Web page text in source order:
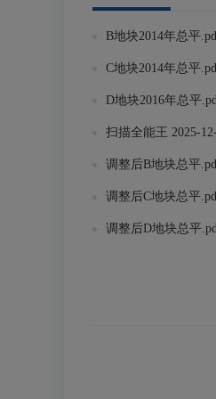
B地块2014年总平
C地块2014年总平
D地块2016年总平
扫描全能王 2025-
调整后B地块总平
调整后C地块总平
调整后D地块总平